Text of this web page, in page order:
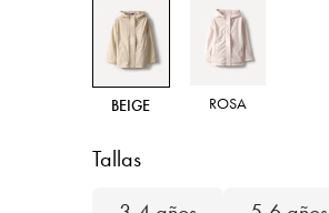
BEIGE ROSA
Tallas